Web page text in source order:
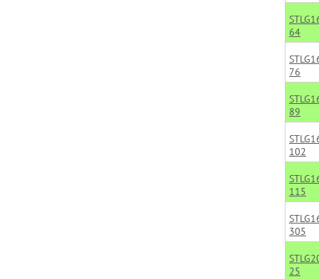
64
76
89
102
115
305
25